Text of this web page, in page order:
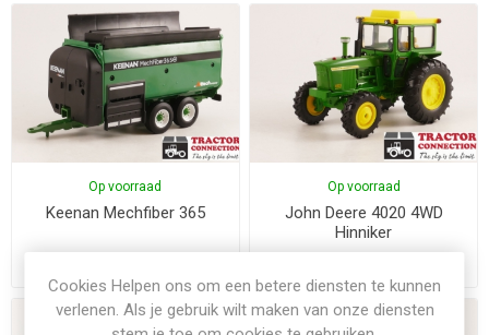
Op voorraad
Keenan Mechfiber 365
Op voorraad
John Deere 4020 4WD
Hinniker
Cookies Helpen ons om een betere diensten te kunnen
verlenen. Als je gebruik wilt maken van onze diensten